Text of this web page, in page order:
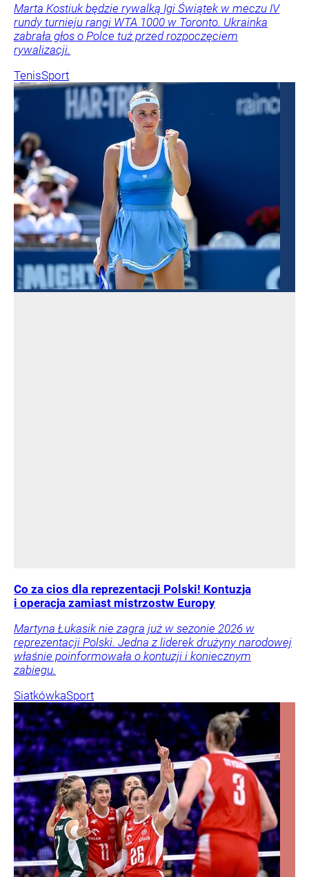
Marta Kostiuk będzie rywalką Igi Świątek w meczu IV
rundy turnieju rangi WTA 1000 w Toronto. Ukrainka
zabrała głos o Polce tuż przed rozpoczęciem
rywalizacji.
TenisSport
Co za cios dla reprezentacji Polski! Kontuzja
i operacja zamiast mistrzostw Europy
Martyna Łukasik nie zagra już w sezonie 2026 w
reprezentacji Polski. Jedna z liderek drużyny narodowej
właśnie poinformowała o kontuzji i koniecznym
zabiegu.
SiatkówkaSport